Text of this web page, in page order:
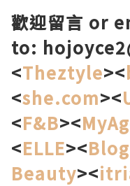
歡迎留言 or
to:
<Theztyle><
<she.com><
<F&B><
<ELLE><
Beauty><